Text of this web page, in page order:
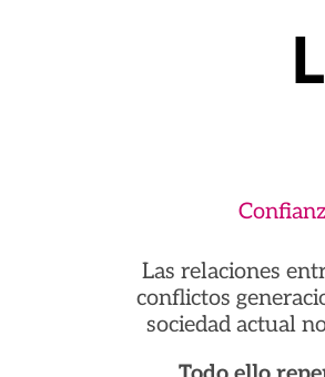
Las relaciones
conflictos
sociedad actual